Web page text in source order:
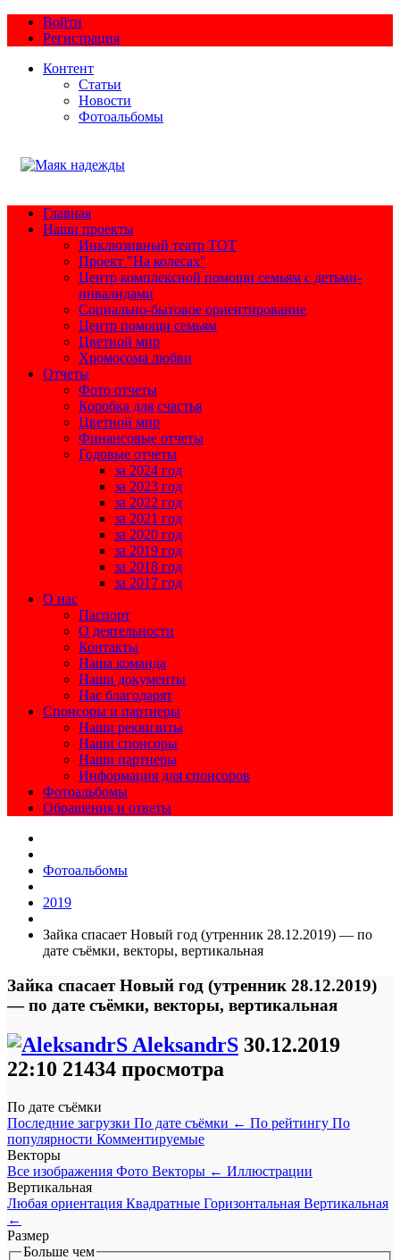
Войти
Регистрация
Контент
Статьи
Новости
Фотоальбомы
Главная
Наши проекты
Инклюзивный театр ТОТ
Проект "На колесах"
Центр комплексной помощи семьям с детьми-
инвалидами
Социально-бытовое ориентирование
Центр помощи семьям
Цветной мир
Хромосома любви
Отчеты
Фото отчеты
Коробка для счастья
Цветной мир
Финансовые отчеты
Годовые отчеты
за 2024 год
за 2023 год
за 2022 год
за 2021 год
за 2020 год
за 2019 год
за 2018 год
за 2017 год
О нас
Паспорт
О деятельности
Контакты
Наша команда
Наши документы
Нас благодарят
Спонсоры и партнеры
Наши реквизиты
Наши спонсоры
Наши партнеры
Информация для спонсоров
Фотоальбомы
Обращения и ответы
Фотоальбомы
2019
Зайка спасает Новый год (утренник 28.12.2019) — по
дате съёмки, векторы, вертикальная
Зайка спасает Новый год (утренник 28.12.2019)
— по дате съёмки, векторы, вертикальная
AleksandrS 30.12.2019
22:10 21434 просмотра
По дате съёмки
Последние загрузки По дате съёмки ← По рейтингу По
популярности Комментируемые
Векторы
Все изображения Фото Векторы ← Иллюстрации
Вертикальная
Любая ориентация Квадратные Горизонтальная Вертикальная
←
Размер
Больше чем